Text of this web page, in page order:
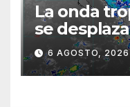
La onda
se
sureste
6 AGOSTO, 2026